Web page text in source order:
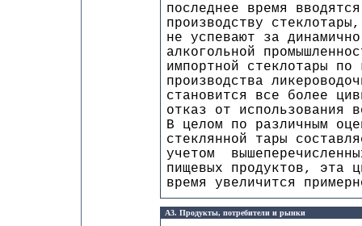
последнее время
производству
не успевают за
алкогольной
импортной стеклотары
производства
становится все более
отказ от использования
В целом по различным
стеклянной тары
учетом
пищевых продуктов, эта
время увеличится
А3. Продукты, потребители и рынки